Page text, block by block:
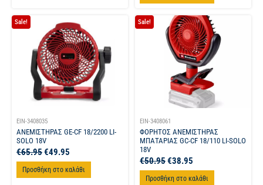
Sale!
EIN-3408035
ΑΝΕΜΙΣΤΗΡΑΣ GE-CF 18/2200 LI-
SOLO 18V
€65.95€49.95
Προσθήκη στο καλάθι
Sale!
EIN-3408061
ΦΟΡΗΤΟΣ ΑΝΕΜΙΣΤΗΡΑΣ
ΜΠΑΤΑΡΙΑΣ GC-CF 18/110 LI-SOLO
18V
€50.95€38.95
Προσθήκη στο καλάθι